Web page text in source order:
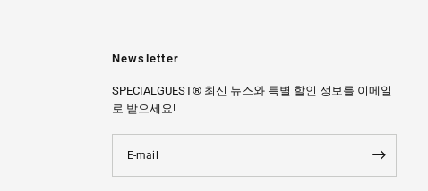
Newsletter
SPECIALGUEST® 최신 뉴스와 특별 할인 정보를 이메일
로 받으세요!
E-mail